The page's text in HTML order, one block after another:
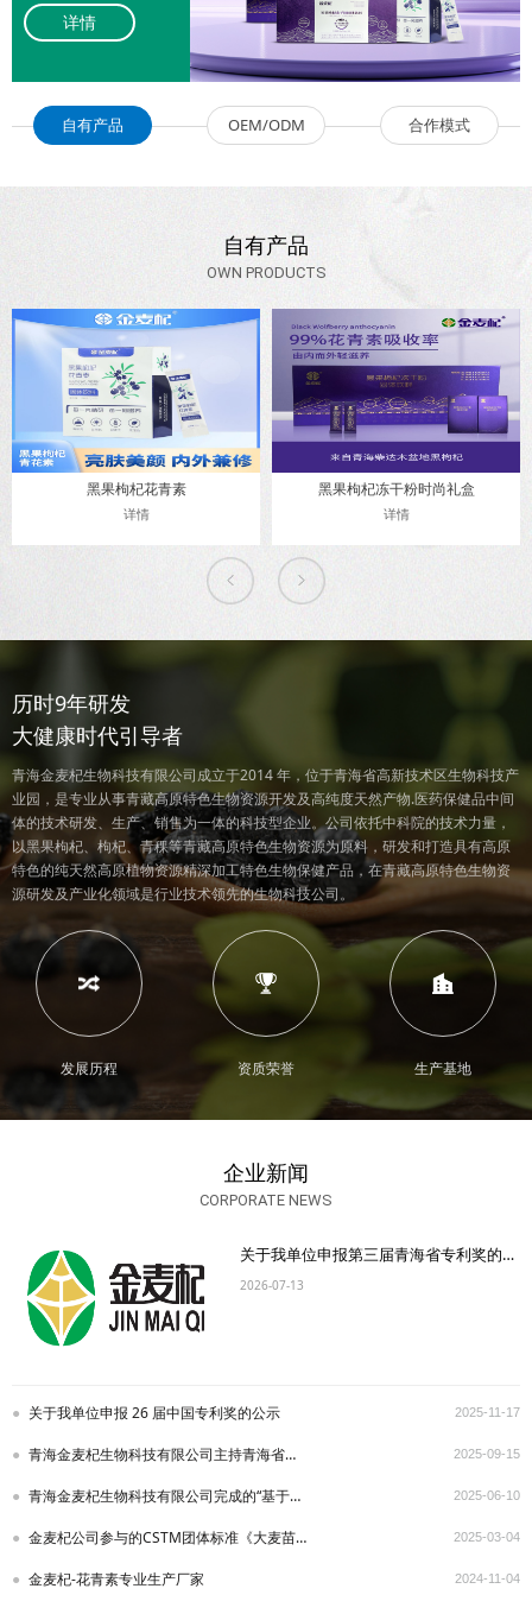
详情
详情
详情
自有产品 OEM/ODM 合作模式
自有产品
OWN PRODUCTS
黑果枸杞花青素
详情
黑果枸杞冻干粉时尚礼盒
详情
历时9年研发
大健康时代引导者
青海金麦杞生物科技有限公司成立于2014 年，位于青海省高新技术区生物科技产
业园，是专业从事青藏高原特色生物资源开发及高纯度天然产物.医药保健品中间
体的技术研发、生产、销售为一体的科技型企业。公司依托中科院的技术力量，
以黑果枸杞、枸杞、青稞等青藏高原特色生物资源为原料，研发和打造具有高原
特色的纯天然高原植物资源精深加工特色生物保健产品，在青藏高原特色生物资
源研发及产业化领域是行业技术领先的生物科技公司。
发展历程 资质荣誉 生产基地
企业新闻
CORPORATE NEWS
关于我单位申报第三届青海省专利奖的公示
2026-07-13
关于我单位申报 26 届中国专利奖的公示 2025-11-17
青海金麦杞生物科技有限公司主持青海省标准化协会 一项团体标准通过立项审查 2025-09-15
青海金麦杞生物科技有限公司完成的“基于青稞黄酮的功能性食品研发” 成果达到国内领先水平 2025-06-10
金麦杞公司参与的CSTM团体标准《大麦苗及其制品中大麦黄苷和皂草黄苷含量的测定 高效液相色 2025-03-04
金麦杞-花青素专业生产厂家 2024-11-04